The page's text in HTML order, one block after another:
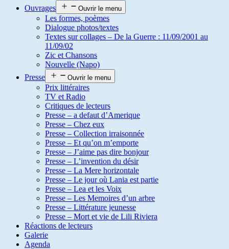
Ouvrages
Ouvrir le menu
Les formes, poèmes
Dialogue photos/textes
Textes sur collages – De la Guerre : 11/09/2001 au
11/09/02
Zic et Chansons
Nouvelle (Napo)
Presse
Ouvrir le menu
Prix littéraires
TV et Radio
Critiques de lecteurs
Presse – a defaut d’Amerique
Presse – Chez eux
Presse – Collection irraisonnée
Presse – Et qu’on m’emporte
Presse – J’aime pas dire bonjour
Presse – L’invention du désir
Presse – La Mere horizontale
Presse – Le jour où Lania est partie
Presse – Lea et les Voix
Presse – Les Memoires d’un arbre
Presse – Littérature jeunesse
Presse – Mort et vie de Lili Riviera
Réactions de lecteurs
Galerie
Agenda